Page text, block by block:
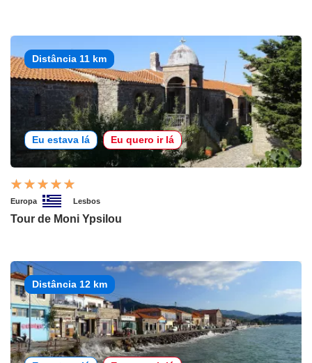
Distância 11 km
Eu estava lá Eu quero ir lá
Europa Lesbos
Tour de Moni Ypsilou
Distância 12 km